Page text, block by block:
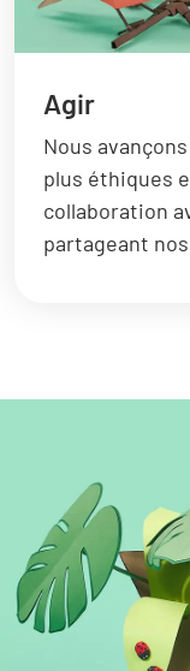
Agir
Nous
plus éthiques
collaboration
partageant